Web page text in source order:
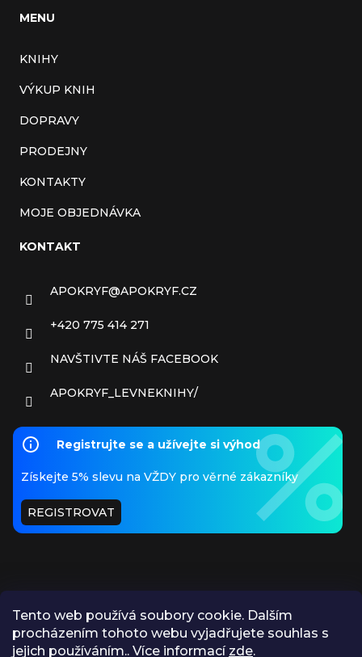
Tento web používá soubory cookie. Dalším
procházením tohoto webu vyjadřujete souhlas s
jejich používáním.. Více informací zde.
MENU
KNIHY
VÝKUP KNIH
DOPRAVY
PRODEJNY
KONTAKTY
MOJE OBJEDNÁVKA
KONTAKT
APOKRYF@APOKRYF.CZ
+420 775 414 271
NAVŠTIVTE NÁŠ FACEBOOK
APOKRYF_LEVNEKNIHY/
Registrujte se a užívejte si výhod
Získejte 5% slevu na VŽDY pro věrné zákazníky
REGISTROVAT
PŘIJÍMÁME ONLINE PLATBY